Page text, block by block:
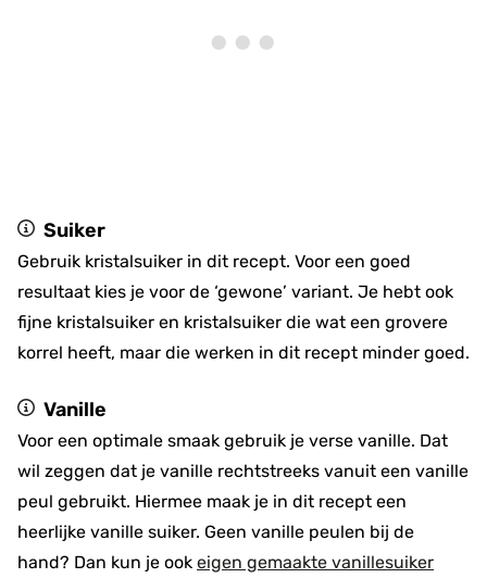
Suiker
Gebruik kristalsuiker in dit recept. Voor een goed
resultaat kies je voor de ‘gewone’ variant. Je hebt ook
fijne kristalsuiker en kristalsuiker die wat een grovere
korrel heeft, maar die werken in dit recept minder goed.
Vanille
Voor een optimale smaak gebruik je verse vanille. Dat
wil zeggen dat je vanille rechtstreeks vanuit een vanille
peul gebruikt. Hiermee maak je in dit recept een
heerlijke vanille suiker. Geen vanille peulen bij de
hand? Dan kun je ook eigen gemaakte vanillesuiker